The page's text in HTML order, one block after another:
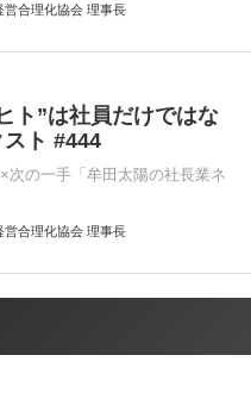
営合理化協会 理事長
ト”は社員だけではな
ト #444
次の一手「牟田太陽の社長業ネ
営合理化協会 理事長